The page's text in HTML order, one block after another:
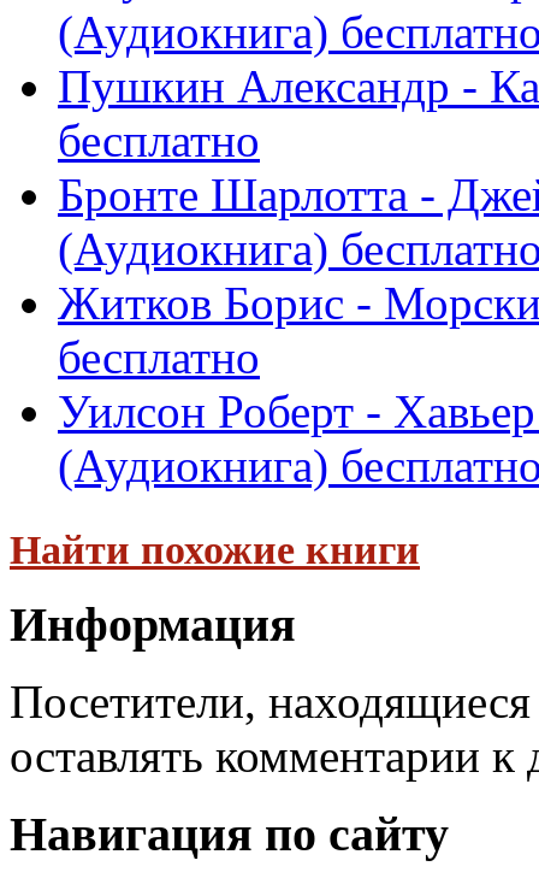
(Аудиокнига)
Пушкин Александр -
бесплатно
Бронте Шарлотта -
(Аудиокнига)
Житков Борис -
бесплатно
Уилсон Роберт -
(Аудиокнига)
Найти похожие книги
Информация
Посетители,
оставлять комментарии к
Навигация по сайту